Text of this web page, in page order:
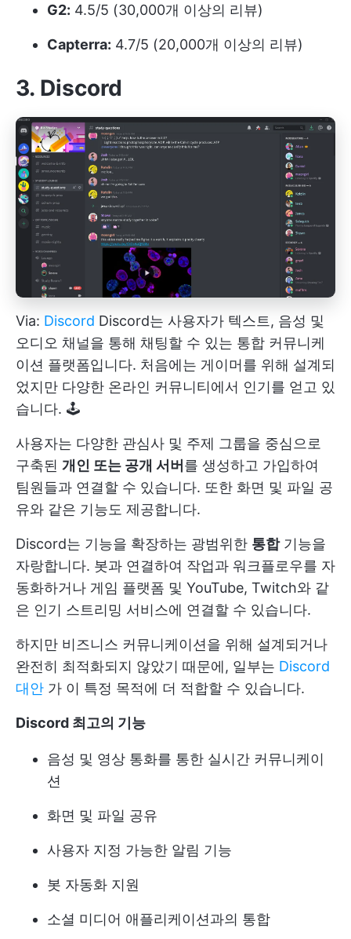
G2: 4.5/5 (30,000개 이상의 리뷰)
Capterra: 4.7/5 (20,000개 이상의 리뷰)
3. Discord
Via: Discord Discord는 사용자가 텍스트, 음성 및
오디오 채널을 통해 채팅할 수 있는 통합 커뮤니케
이션 플랫폼입니다. 처음에는 게이머를 위해 설계되
었지만 다양한 온라인 커뮤니티에서 인기를 얻고 있
습니다. 🕹️
사용자는 다양한 관심사 및 주제 그룹을 중심으로
구축된 개인 또는 공개 서버를 생성하고 가입하여
팀원들과 연결할 수 있습니다. 또한 화면 및 파일 공
유와 같은 기능도 제공합니다.
Discord는 기능을 확장하는 광범위한 통합기능을
자랑합니다. 봇과 연결하여 작업과 워크플로우를 자
동화하거나 게임 플랫폼 및 YouTube, Twitch와 같
은 인기 스트리밍 서비스에 연결할 수 있습니다.
하지만 비즈니스 커뮤니케이션을 위해 설계되거나
완전히 최적화되지 않았기 때문에, 일부는 Discord
대안 가 이 특정 목적에 더 적합할 수 있습니다.
Discord 최고의 기능
음성 및 영상 통화를 통한 실시간 커뮤니케이
션
화면 및 파일 공유
사용자 지정 가능한 알림 기능
봇 자동화 지원
소셜 미디어 애플리케이션과의 통합